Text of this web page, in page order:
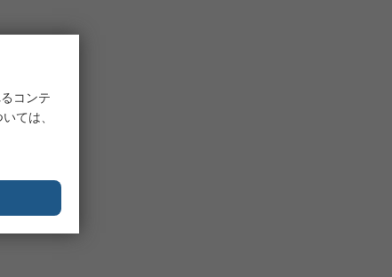
コンテ
ては、